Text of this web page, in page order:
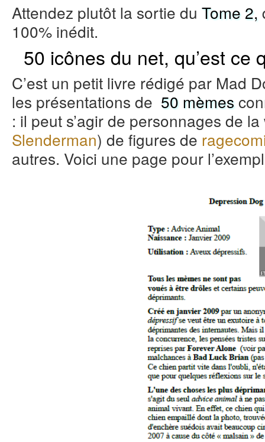
Attendez plutôt la sortie du Tome 2,
100% inédit.
50 icônes du net, qu’est ce
C’est un petit livre rédigé par Mad
les présentations de 50 mèmes
: il peut s’agir de personnages de
Slenderman) de figures de
autres. Voici une page pour